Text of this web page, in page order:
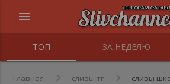
menu
ТОП ЗА НЕДЕЛЮ
Главная сливы тг сливы